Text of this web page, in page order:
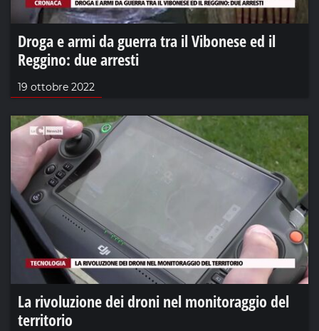
Droga e armi da guerra tra il Vibonese ed il
Reggino: due arresti
19 ottobre 2022
La rivoluzione dei droni nel monitoraggio del
territorio